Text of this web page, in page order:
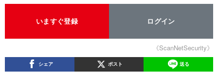
いますぐ登録 ログイン
《ScanNetSecurity》
シェア ポスト 送る